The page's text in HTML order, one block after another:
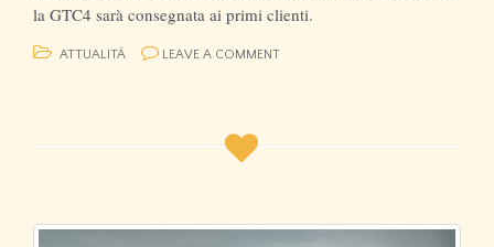
la GTC4 sarà consegnata ai primi clienti.
ATTUALITÁ LEAVE A COMMENT